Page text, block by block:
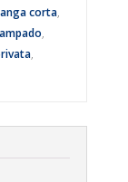
corta,
,
,